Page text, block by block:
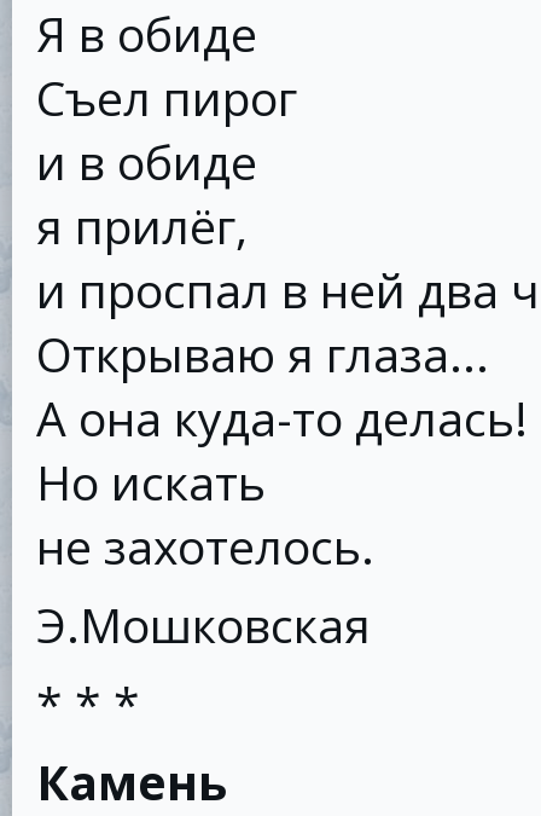
Я в обиде
Съел пирог
и в обиде
я прилёг,
и проспал в ней два
Открываю я глаза...
А она куда-то делась!
Но искать
не захотелось.
Э.Мошковская
* * *
Камень